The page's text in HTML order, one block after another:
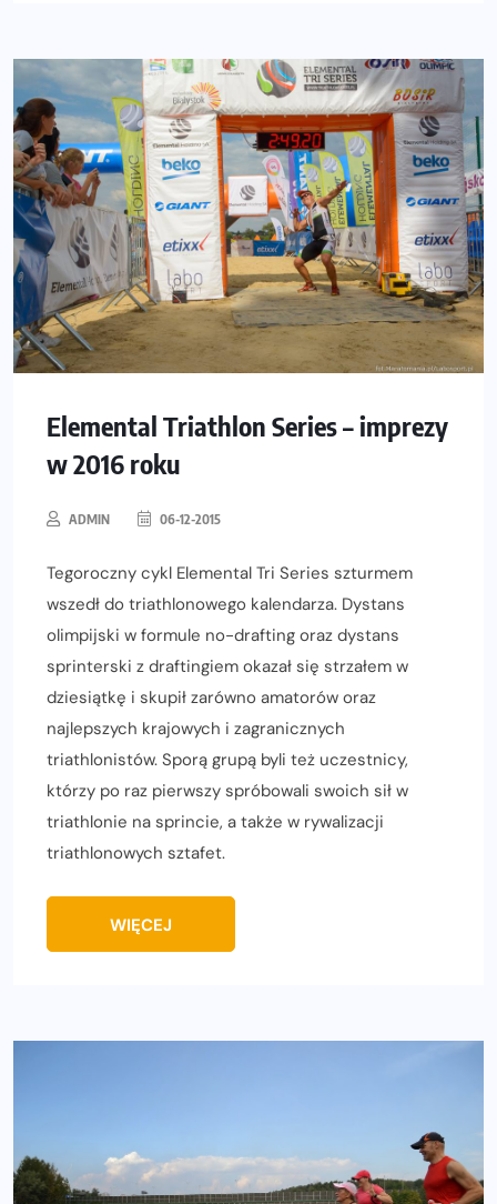
Elemental Triathlon Series – imprezy
w 2016 roku
ADMIN 06-12-2015
Tegoroczny cykl Elemental Tri Series szturmem
wszedł do triathlonowego kalendarza. Dystans
olimpijski w formule no-drafting oraz dystans
sprinterski z draftingiem okazał się strzałem w
dziesiątkę i skupił zarówno amatorów oraz
najlepszych krajowych i zagranicznych
triathlonistów. Sporą grupą byli też uczestnicy,
którzy po raz pierwszy spróbowali swoich sił w
triathlonie na sprincie, a także w rywalizacji
triathlonowych sztafet.
WIĘCEJ